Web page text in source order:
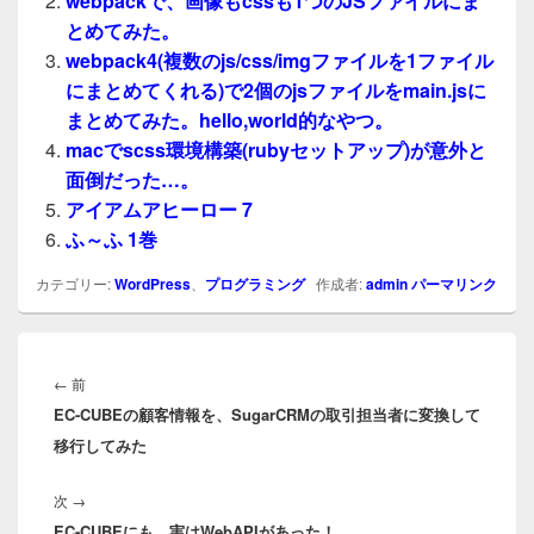
とめてみた。
webpack4(複数のjs/css/imgファイルを1ファイル
にまとめてくれる)で2個のjsファイルをmain.jsに
まとめてみた。hello,world的なやつ。
macでscss環境構築(rubyセットアップ)が意外と
面倒だった…。
アイアムアヒーロー 7
ふ～ふ 1巻
カテゴリー:WordPress プログラミング作成者:adminパーマリンク
稿
ナ
ビ
ゲ
シ
← 前前
の
投
EC-CUBEの顧客情報を、SugarCRMの取引担当者に変換して
移行してみた
次 →